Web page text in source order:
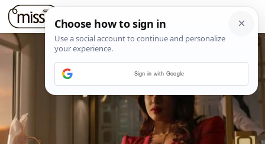
Sign in with Google